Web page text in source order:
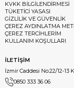
KVKK BİLGİLENDİRMESİ
TÜKETİCİ YASASI
GİZLİLİK VE GÜVENLİK
ÇEREZ AYDINLATMA
ÇEREZ TERCİHLERİM
KULLANIM KOŞULLARI
İLETİŞİM
İzmir Caddesi No:22/12-13
0850 333 36 06